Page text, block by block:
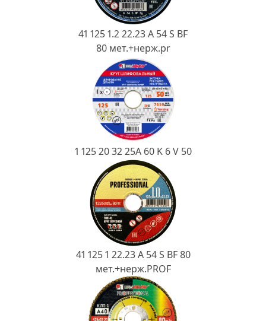
Огнеупорная SiC смесь
41 125 1.2 22.23 A 54 S BF
80 мет.+нерж.pr
1 125 20 32 25А 60 K 6 V 50
41 125 1 22.23 A 54 S BF 80
мет.+нерж.PROF